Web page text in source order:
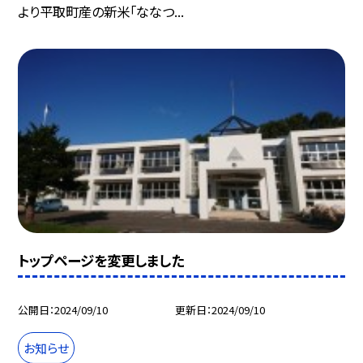
より平取町産の新米「ななつ...
トップページを変更しました
公開日 2024/09/10 更新日 2024/09/10
お知らせ